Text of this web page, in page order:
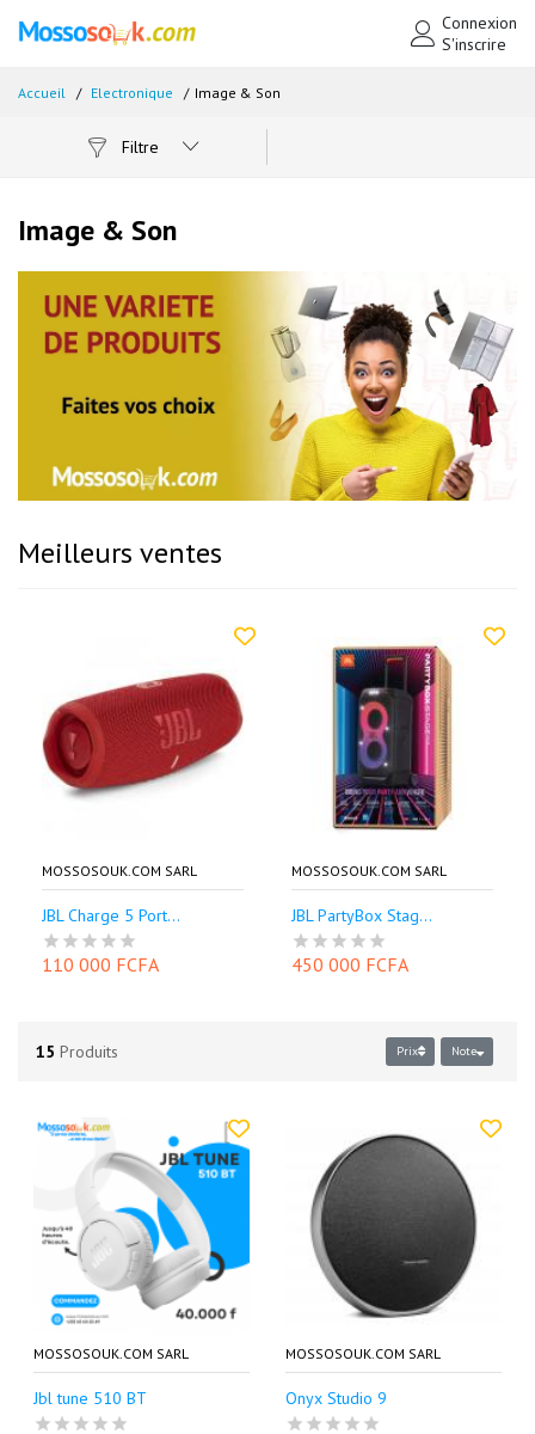
Connexion
S'inscrire
Accueil Electronique Image & Son
Filtre
Image & Son
Meilleurs ventes
MOSSOSOUK.COM SARL
JBL Charge 5 Port...
110 000 FCFA
MOSSOSOUK.COM SARL
JBL PartyBox Stag...
450 000 FCFA
15 Produits Prix Note
MOSSOSOUK.COM SARL
Jbl tune 510 BT
MOSSOSOUK.COM SARL
Onyx Studio 9